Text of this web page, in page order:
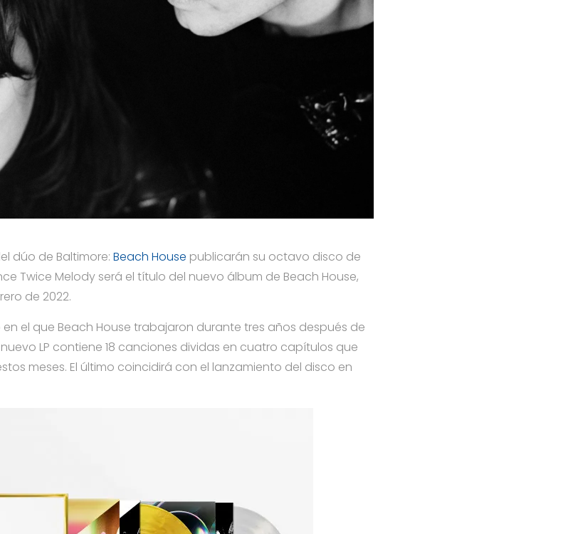
dúo de Baltimore: Beach House publicarán su octavo disco de
Twice Melody será el título del nuevo álbum de Beach House,
de 2022.
el que Beach House trabajaron durante tres años después de
nuevo LP contiene 18 canciones dividas en cuatro capítulos que
meses. El último coincidirá con el lanzamiento del disco en